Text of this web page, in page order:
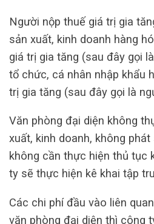
Người nộp thuế giá trị gia
sản xuất, kinh doanh hàng
giá trị gia tăng (sau đây gọi
tổ chức, cá nhân nhập khẩu
trị gia tăng (sau đây gọi là
Văn phòng đại diện không
xuất, kinh doanh, không
không cần thực hiện thủ tục
ty sẽ thực hiện kê khai tập
Các chi phí đầu vào liên
văn phòng đại diện thì công